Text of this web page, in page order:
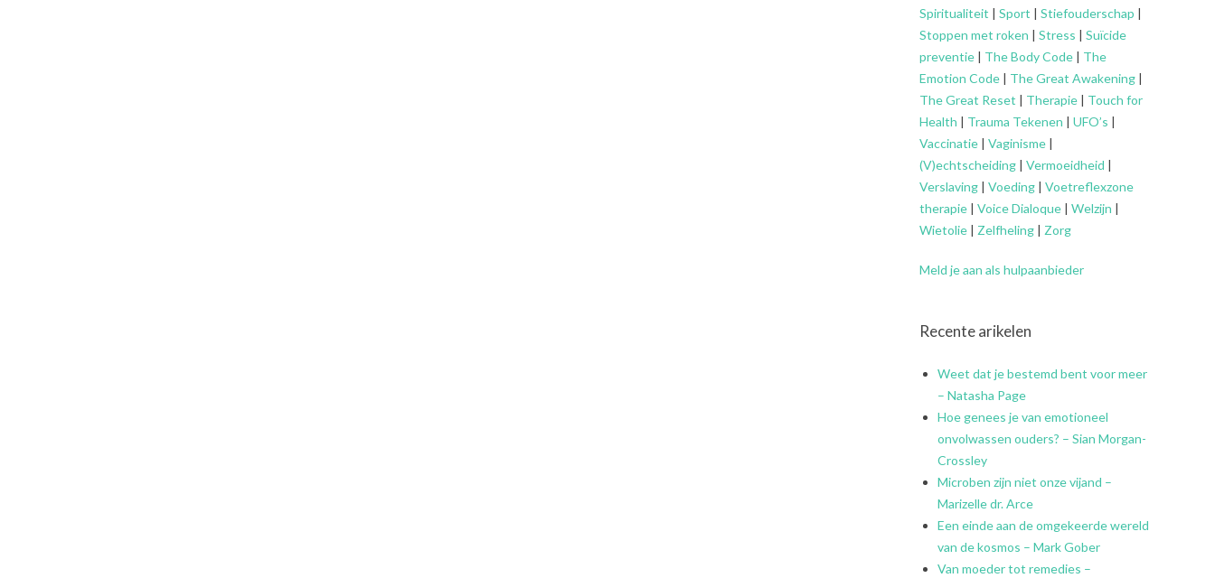
Spiritualiteit | Sport | Stiefouderschap |
Stoppen met roken | Stress | Suïcide
preventie | The Body Code | The
Emotion Code | The Great Awakening |
The Great Reset | Therapie | Touch for
Health | Trauma Tekenen | UFO’s |
Vaccinatie | Vaginisme |
(V)echtscheiding | Vermoeidheid |
Verslaving | Voeding | Voetreflexzone
therapie | Voice Dialoque | Welzijn |
Wietolie | Zelfheling | Zorg
Meld je aan als hulpaanbieder
Recente arikelen
Weet dat je bestemd bent voor meer
– Natasha Page
Hoe genees je van emotioneel
onvolwassen ouders? – Sian Morgan-
Crossley
Microben zijn niet onze vijand –
Marizelle dr. Arce
Een einde aan de omgekeerde wereld
van de kosmos – Mark Gober
Van moeder tot remedies –